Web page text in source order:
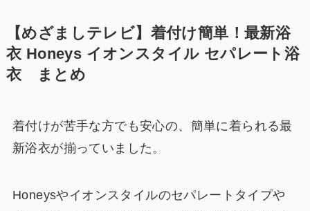
【めざましテレビ】着付け簡単！最新浴
衣 Honeys イオンスタイル セパレート浴
衣 まとめ
着付けが苦手な方でも安心の、簡単に着られる最
新浴衣が揃っていました。
Honeysやイオンスタイルのセパレートタイプや